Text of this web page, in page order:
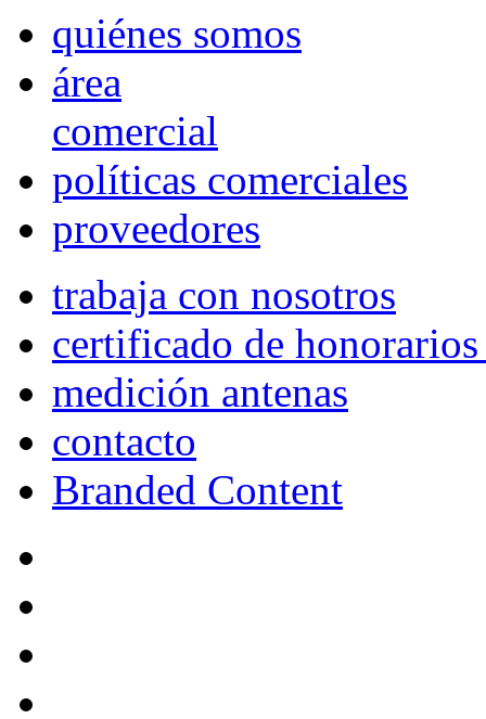
quiénes somos
área
comercial
políticas comerciales
proveedores
trabaja con nosotros
certificado de
medición antenas
contacto
Branded Content